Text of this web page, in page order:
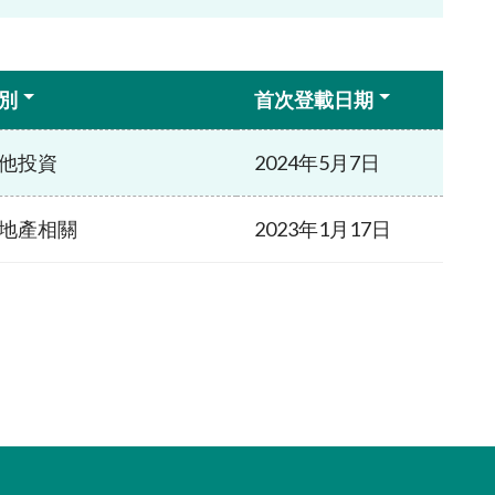
首次登載日期
投資 2024年5月7日
產相關 2023年1月17日